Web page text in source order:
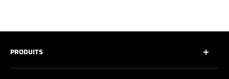
PRODUITS